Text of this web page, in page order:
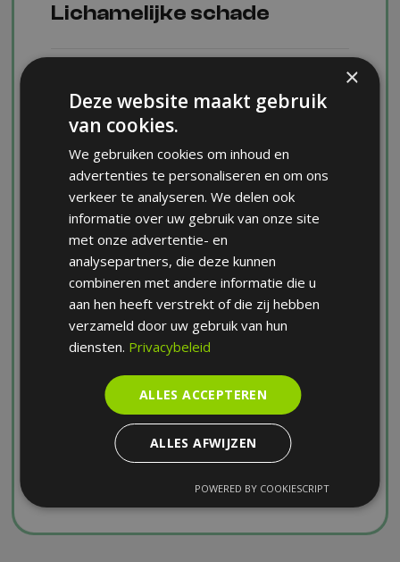
Lichamelijke schade
voor jouw lichamelijke letsels, leggen wij je
in detail uit hoe je jouw lichamelijke schade
exact in kaart kan brengen. Alle kosten
die verband houden met jouw letsel
worden immers mee in rekening
gebracht.
Uit ervaring weten we dat verzekeraars
altijd eerst proberen om onderling tot een
akkoord te komen. Deze blijken echter
vaak onvolledig én onvoldoende. Denk
maar aan alle dokterskosten, loonverlies
en andere kostenplaatjes bij langdurige
last. Neem snel contact op om op een
correcte manierde vergoeding van je
lichamelijke schade te bekomen.
×
Deze website maakt gebruik
van cookies.
We gebruiken cookies om inhoud en
advertenties te personaliseren en om ons
verkeer te analyseren. We delen ook
informatie over uw gebruik van onze site
met onze advertentie- en
analysepartners, die deze kunnen
combineren met andere informatie die u
aan hen heeft verstrekt of die zij hebben
verzameld door uw gebruik van hun
diensten. Privacybeleid
ALLES ACCEPTEREN
ALLES AFWIJZEN
POWERED BY COOKIESCRIPT